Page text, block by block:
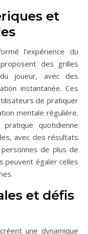
et
l'expérience du
des grilles
joueur, avec des
instantanée. Ces
de pratiquer
mentale régulière.
quotidienne
avec des résultats
de plus de
peuvent égaler celles
et défis
une dynamique